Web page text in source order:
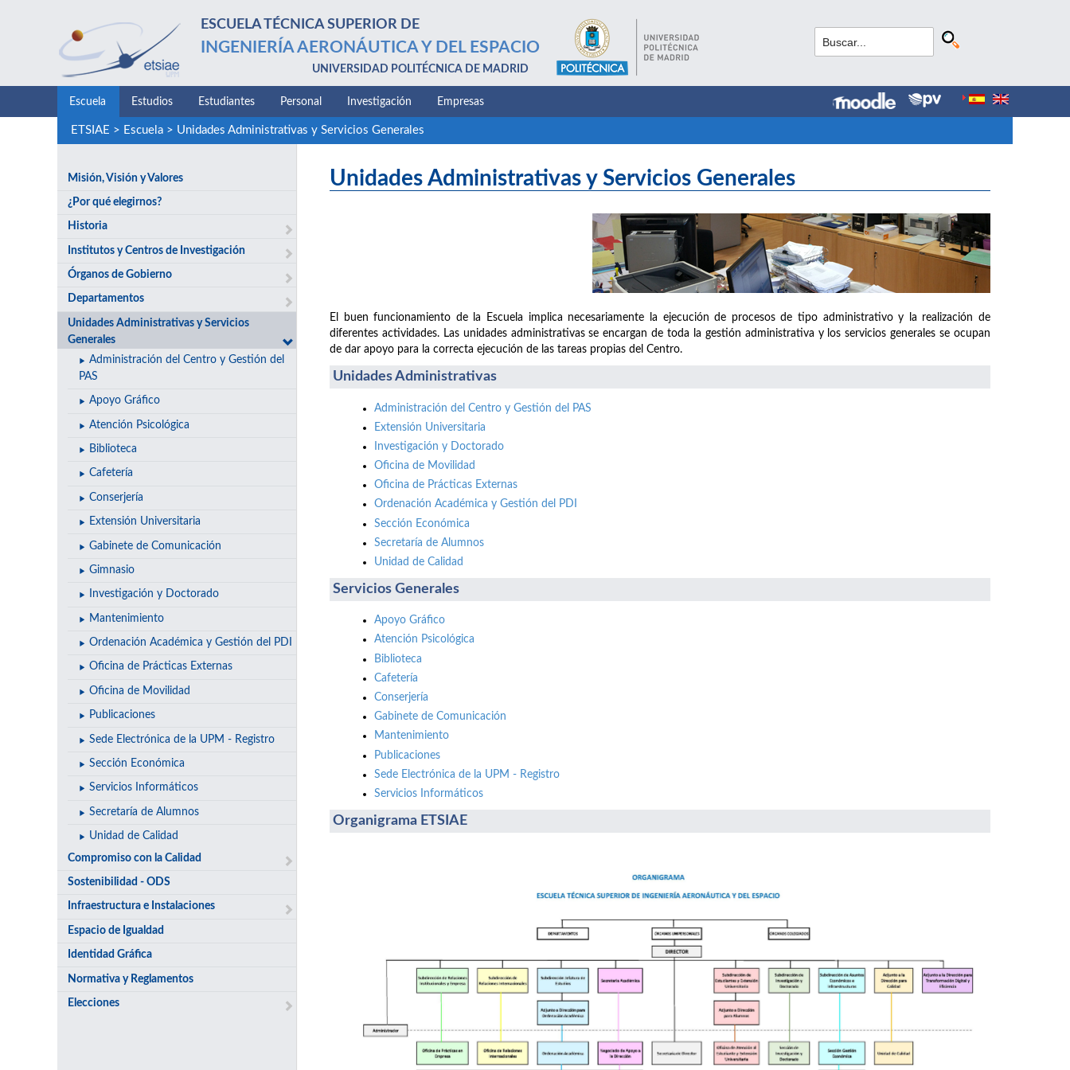
ESCUELA TÉCNICA SUPERIOR DE
INGENIERÍA AERONÁUTICA Y DEL ESPACIO
UNIVERSIDAD POLITÉCNICA DE MADRID
Escuela Estudios Estudiantes Personal Investigación Empresas
ETSIAE > Escuela> Unidades Administrativas y Servicios Generales
Misión, Visión y Valores
¿Por qué elegirnos?
Historia
Institutos y Centros de Investigación
Órganos de Gobierno
Departamentos
Unidades Administrativas y Servicios
Generales
Administración del Centro y Gestión del
PAS
Apoyo Gráfico
Atención Psicológica
Biblioteca
Cafetería
Conserjería
Extensión Universitaria
Gabinete de Comunicación
Gimnasio
Investigación y Doctorado
Mantenimiento
Ordenación Académica y Gestión del PDI
Oficina de Prácticas Externas
Oficina de Movilidad
Publicaciones
Sede Electrónica de la UPM - Registro
Sección Económica
Servicios Informáticos
Secretaría de Alumnos
Unidad de Calidad
Compromiso con la Calidad
Sostenibilidad - ODS
Infraestructura e Instalaciones
Espacio de Igualdad
Identidad Gráfica
Normativa y Reglamentos
Elecciones
Unidades Administrativas y Servicios Generales
El buen funcionamiento de la Escuela implica necesariamente la ejecución de procesos de tipo administrativo y la realización de
diferentes actividades. Las unidades administrativas se encargan de toda la gestión administrativa y los servicios generales se ocupan
de dar apoyo para la correcta ejecución de las tareas propias del Centro.
Unidades Administrativas
Administración del Centro y Gestión del PAS
Extensión Universitaria
Investigación y Doctorado
Oficina de Movilidad
Oficina de Prácticas Externas
Ordenación Académica y Gestión del PDI
Sección Económica
Secretaría de Alumnos
Unidad de Calidad
Servicios Generales
Apoyo Gráfico
Atención Psicológica
Biblioteca
Cafetería
Conserjería
Gabinete de Comunicación
Mantenimiento
Publicaciones
Sede Electrónica de la UPM - Registro
Servicios Informáticos
Organigrama ETSIAE